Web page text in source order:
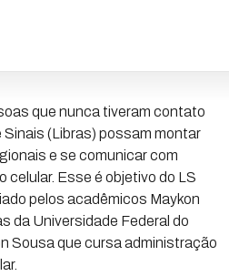
que nunca tiveram contato
(Libras) possam montar
e se comunicar com
celular. Esse é objetivo do LS
pelos acadêmicos Maykon
da Universidade Federal do
Sousa que cursa administração